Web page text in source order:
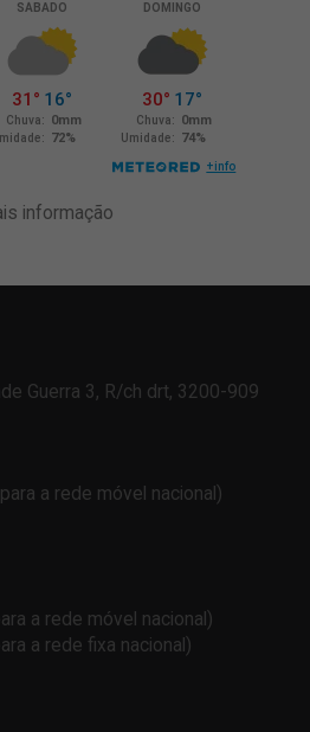
informação
Guerra 3, R/ch drt, 3200-909
a rede móvel nacional)
a rede móvel nacional)
a rede fixa nacional)